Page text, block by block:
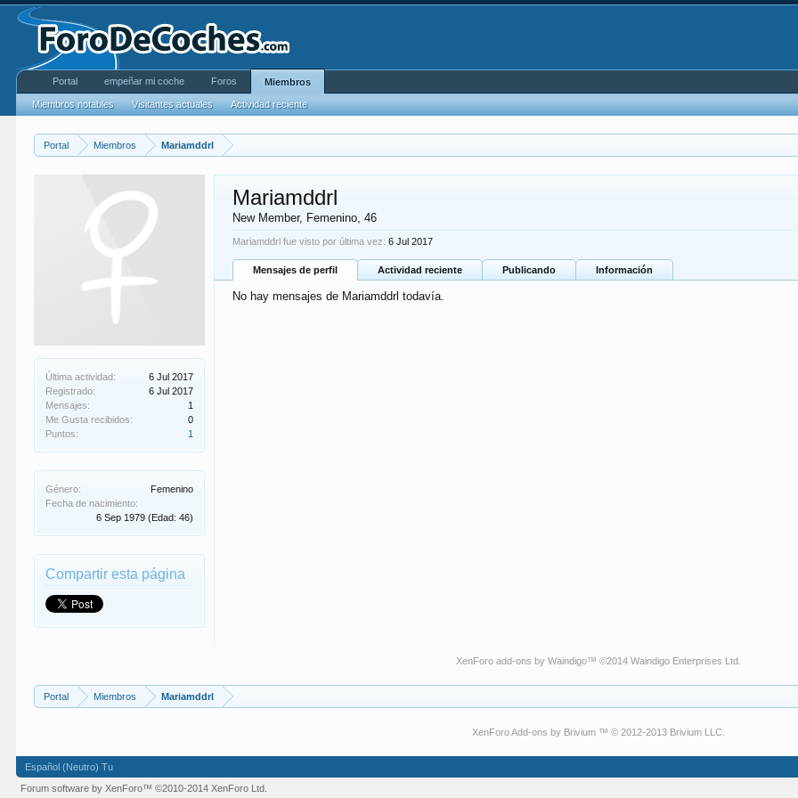
Portal Miembros Mariamddrl
Última actividad:
6 Jul 2017
Registrado:
6 Jul 2017
Mensajes:
1
Me Gusta recibidos:
0
Puntos:
1
Género:
Femenino
Fecha de nacimiento:
6 Sep 1979 (Edad: 46)
Compartir esta página
Mariamddrl
New Member, Femenino, 46
Mariamddrl fue visto por última vez: 6 Jul 2017
Mensajes de perfil Actividad reciente Publicando Información
No hay mensajes de Mariamddrl todavía.
XenForo add-ons by Waindigo™ ©2014 Waindigo Enterprises Ltd
Portal Miembros Mariamddrl
XenForo Add-ons by Brivium ™ © 2012-2013 Brivium LLC.
Portal empeñar mi coche Foros Miembros
Miembros notables Visitantes actuales Actividad reciente
Español (Neutro) Tu
Forum software by XenForo™©2010-2014 XenForo Ltd.